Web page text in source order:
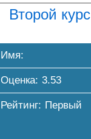
Второй курс
Имя:
Оценка: 3.53
Рейтинг: Первый